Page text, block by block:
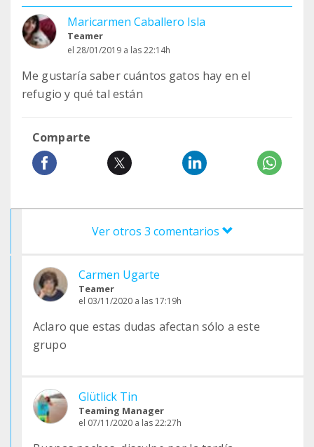
Maricarmen Caballero Isla
Teamer
el 28/01/2019 a las 22:14h
Me gustaría saber cuántos gatos hay en el
refugio y qué tal están
Comparte
Ver otros 3 comentarios
Carmen Ugarte
Teamer
el 03/11/2020 a las 17:19h
Aclaro que estas dudas afectan sólo a este
grupo
Glütlick Tin
Teaming Manager
el 07/11/2020 a las 22:27h